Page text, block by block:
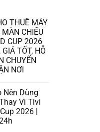
THUÊ MÁY
MÀN CHIẾU
CUP 2026
TỐT, HỖ
CHUYỂN
NƠI
Nên Dùng
Vì Tivi
2026 |